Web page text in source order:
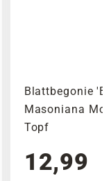
Blattbegonie
Masoniana
Topf
12,99